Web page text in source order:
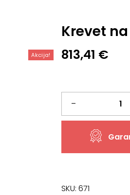
Krevet
Akcija!
Izvorna
je:
903,79 €.
813,41 €
Trenutna
813,41 €.
–
Krevet
na
90
SKU: 671